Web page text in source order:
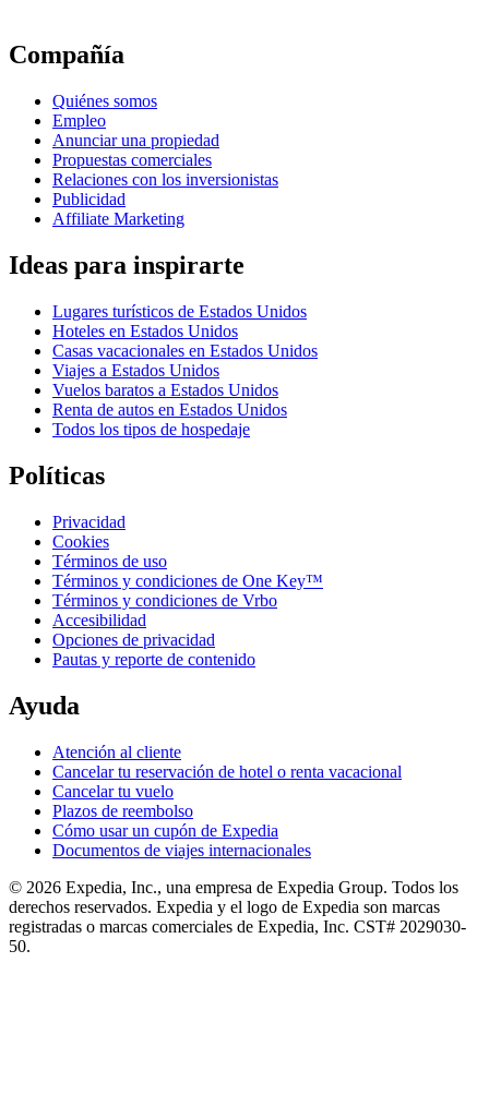
Compañía
Quiénes somos
Empleo
Anunciar una propiedad
Propuestas comerciales
Relaciones con los inversionistas
Affiliate Marketing
Ideas para inspirarte
Lugares turísticos de Estados Unidos
Hoteles en Estados Unidos
Casas vacacionales en Estados Unidos
Viajes a Estados Unidos
Vuelos baratos a Estados Unidos
Renta de autos en Estados Unidos
Todos los tipos de hospedaje
Políticas
Privacidad
Cookies
Términos de uso
Términos y condiciones de One Key™
Términos y condiciones de Vrbo
Accesibilidad
Opciones de privacidad
Pautas y reporte de contenido
Ayuda
Atención al cliente
Cancelar tu reservación de hotel o renta vacacional
Cancelar tu vuelo
Plazos de reembolso
Cómo usar un cupón de Expedia
Documentos de viajes internacionales
© 2026 Expedia, Inc., una empresa de Expedia Group. Todos los